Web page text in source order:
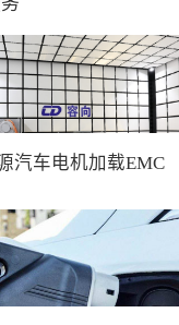
汽车电机加载EMC